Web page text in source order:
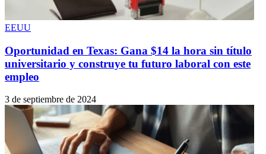
EEUU
Oportunidad en Texas: Gana $14 la hora sin título
universitario y construye tu futuro laboral con este
empleo
3 de septiembre de 2024